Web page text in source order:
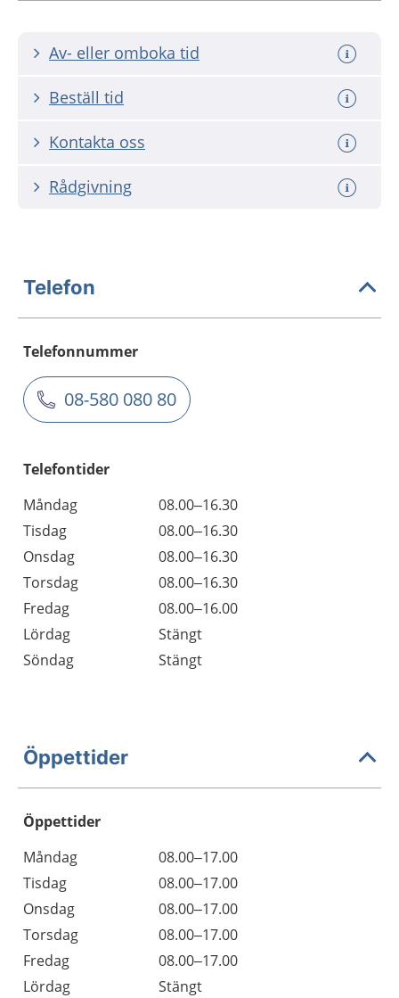
Av- eller omboka tid
Beställ tid
Kontakta oss
Rådgivning
Telefon
Telefonnummer
08-580 080 80
Telefontider
Måndag
08.00–16.30
Tisdag
08.00–16.30
Onsdag
08.00–16.30
Torsdag
08.00–16.30
Fredag
08.00–16.00
Lördag
Stängt
Söndag
Stängt
Öppettider
Öppettider
Dag
Öppettider
Kommentarer
Måndag
08.00–17.00
Tisdag
08.00–17.00
Onsdag
08.00–17.00
Torsdag
08.00–17.00
Fredag
08.00–17.00
Lördag
Stängt